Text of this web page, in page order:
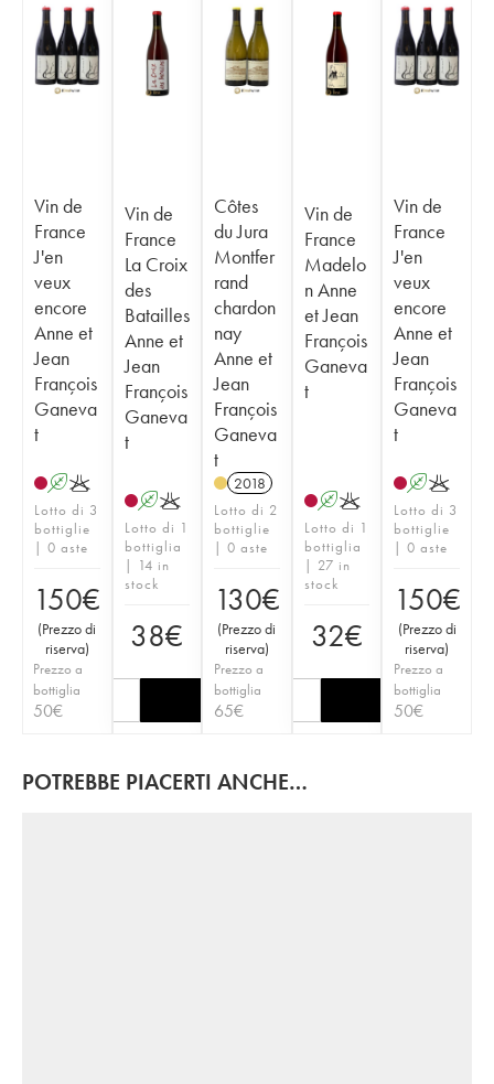
Vin de
France
J'en
veux
encore
Anne et
Jean
François
Ganeva
t
AK
Lotto di 3
bottiglie
| 0 aste
150€
(Prezzo di
riserva)
Prezzo a
bottiglia
50€
Vin de
France
La Croix
des
Batailles
Anne et
Jean
François
Ganeva
t
AK
Lotto di 1
bottiglia
| 14 in
stock
38€
Côtes
du Jura
Montfer
rand
chardon
nay
Anne et
Jean
François
Ganeva
t
2018
Lotto di 2
bottiglie
| 0 aste
130€
(Prezzo di
riserva)
Prezzo a
bottiglia
65€
Vin de
France
Madelo
n Anne
et Jean
François
Ganeva
t
AK
Lotto di 1
bottiglia
| 27 in
stock
32€
Vin de
France
J'en
veux
encore
Anne et
Jean
François
Ganeva
t
AK
Lotto di 3
bottiglie
| 0 aste
150€
(Prezzo di
riserva)
Prezzo a
bottiglia
50€
POTREBBE PIACERTI ANCHE…